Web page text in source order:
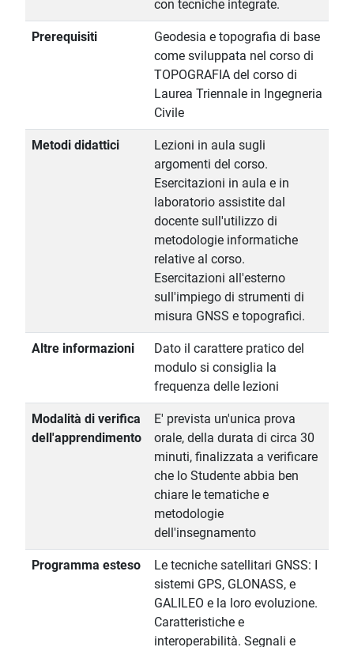
con tecniche integrate.
Prerequisiti
Geodesia e topografia di base
come sviluppata nel corso di
TOPOGRAFIA del corso di
Laurea Triennale in Ingegneria
Civile
Metodi didattici
Lezioni in aula sugli
argomenti del corso.
Esercitazioni in aula e in
laboratorio assistite dal
docente sull'utilizzo di
metodologie informatiche
relative al corso.
Esercitazioni all'esterno
sull'impiego di strumenti di
misura GNSS e topografici.
Altre informazioni
Dato il carattere pratico del
modulo si consiglia la
frequenza delle lezioni
Modalità di verifica
dell'apprendimento
E' prevista un'unica prova
orale, della durata di circa 30
minuti, finalizzata a verificare
che lo Studente abbia ben
chiare le tematiche e
metodologie
dell'insegnamento
Programma esteso
Le tecniche satellitari GNSS: I
sistemi GPS, GLONASS, e
GALILEO e la loro evoluzione.
Caratteristiche e
interoperabilità. Segnali e